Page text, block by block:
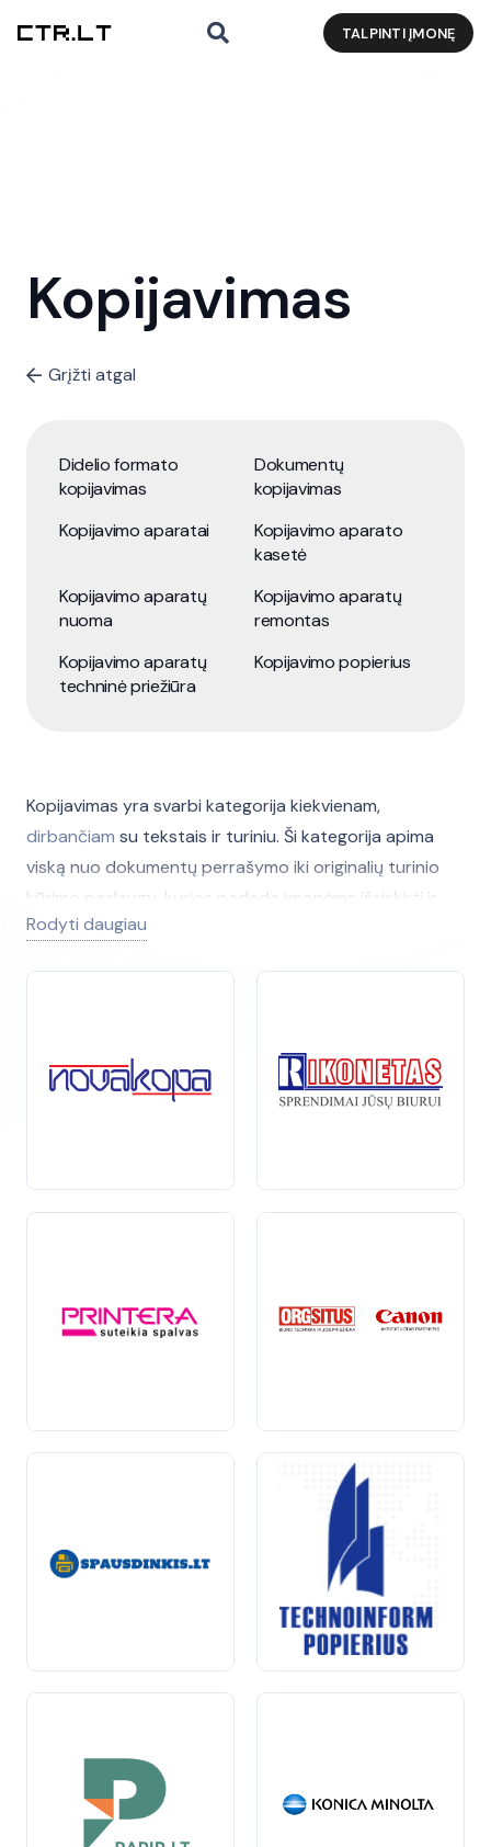
TALPINTI ĮMONĘ
Kopijavimas
Grįžti atgal
Didelio formato
kopijavimas
Dokumentų
kopijavimas
Kopijavimo aparatai
Kopijavimo aparato
kasetė
Kopijavimo aparatų
nuoma
Kopijavimo aparatų
remontas
Kopijavimo aparatų
techninė priežiūra
Kopijavimo popierius
Kopijavimas yra svarbi kategorija kiekvienam,
dirbančiam su tekstais ir turiniu. Ši kategorija apima
viską nuo dokumentų perrašymo iki originalių turinio
kūrimo paslaugų, kurios padeda įmonėms išsiskirti ir
pasiekti savo tikslinę auditoriją.
Kopijavimas gali būtinaudojamasįvairiais būdais,
rašymą, kurio tikslas – pritraukti potencialius klientus,
arba produktų aprašymų rengimą, kad būtų aiškiai
Šioje kategorijoje svarbu atsižvelgti į SEO standartus,
kad kopijavimas būtų ne tik kūrybingas, bet ir
kuri padeda tiek vartotojams, tiek paieškos sistemoms
geriau suprasti jūsų turinį.
to, ar jums reikia kūrybinio turinio, ar techninio
dokumentavimo, kopijavimas yra esminė sritis,
Pasirinkus tinkamus kopijavimo specialistus, galite būti
tikri, kad jūsų tekstai bus ne tik informatyvūs, bet ir
optimizuoti pagal paieškos sistemų reikalavimus, taip
padidinant jūsų svetainės matomumą ir patrauklumą
potencialiems klientams.
Rodyti daugiau